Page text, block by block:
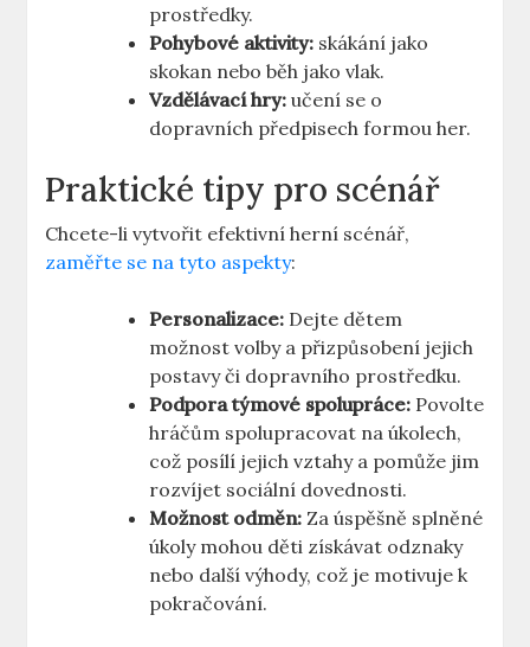
prostředky.
Pohybové aktivity: skákání jako
skokan nebo běh jako vlak.
Vzdělávací hry: učení se o
dopravních předpisech formou her.
Praktické tipy pro scénář
Chcete-li vytvořit efektivní herní scénář,
zaměřte se na tyto aspekty:
Personalizace: Dejte dětem
možnost volby a přizpůsobení jejich
postavy či dopravního prostředku.
Podpora týmové spolupráce: Povolte
hráčům spolupracovat na úkolech,
což posílí jejich vztahy a pomůže jim
rozvíjet sociální dovednosti.
Možnost odměn: Za úspěšně splněné
úkoly mohou děti získávat odznaky
nebo další výhody, což je motivuje k
pokračování.